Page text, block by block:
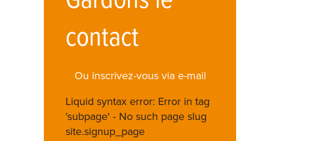
contact
Ou inscrivez-vous via e-mail
Liquid syntax error: Error in tag
'subpage' - No such page slug
site.signup_page